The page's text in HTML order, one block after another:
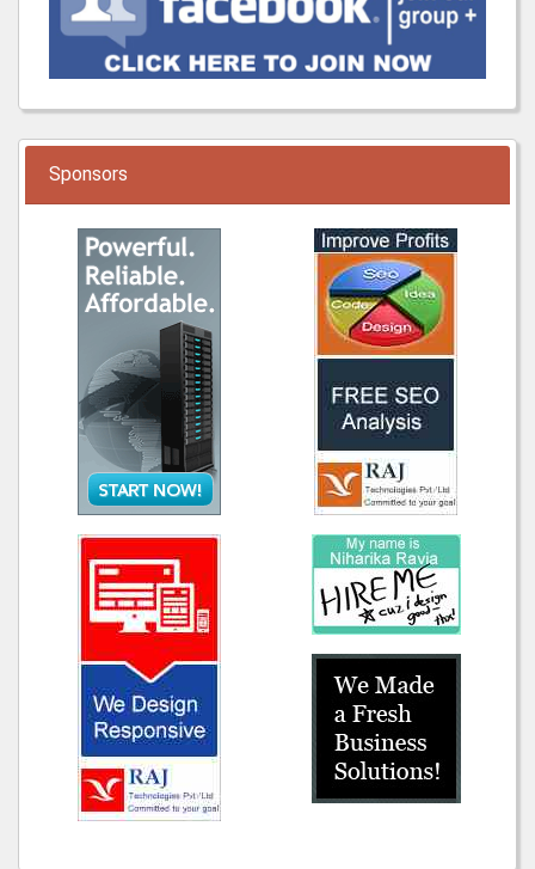
Sponsors